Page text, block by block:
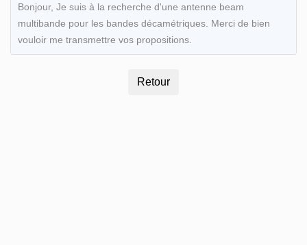
Bonjour, Je suis à la recherche d'une antenne beam
multibande pour les bandes décamétriques. Merci de bien
vouloir me transmettre vos propositions.